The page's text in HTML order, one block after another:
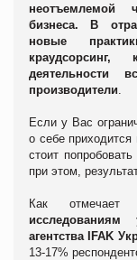
неотъемлемой
бизнеса. В
новые
деятельности
производители
Если у Вас
о себе
стоит
при этом,
Как отмечает
исследованиям
агентстваIFAK
13-17%